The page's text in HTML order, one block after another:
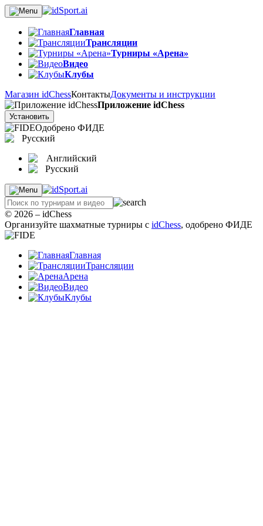
Главная
Трансляции
Турниры «Арена»
Видео
Клубы
Магазин idChessКонтактыДокументы и инструкции
Приложение idChess
Установить
Одобрено ФИДЕ
Русский
Английский
Русский
© 2026 – idChess
Организуйте шахматные турниры с idChess, одобрено ФИДЕ
Главная
Трансляции
Арена
Видео
Клубы